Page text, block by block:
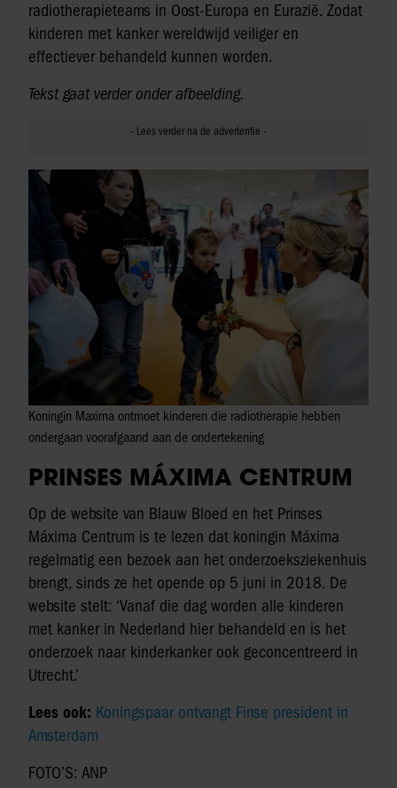
radiotherapieteams in Oost-Europa en Eurazië. Zodat
kinderen met kanker wereldwijd veiliger en
effectiever behandeld kunnen worden.
Tekst gaat verder onder afbeelding.
Koningin Maxima ontmoet kinderen die radiotherapie hebben
ondergaan voorafgaand aan de ondertekening
PRINSES MÁXIMA CENTRUM
Op de website van Blauw Bloed en het Prinses
Máxima Centrum is te lezen dat koningin Máxima
regelmatig een bezoek aan het onderzoeksziekenhuis
brengt, sinds ze het opende op 5 juni in 2018. De
website stelt: ‘Vanaf die dag worden alle kinderen
met kanker in Nederland hier behandeld en is het
onderzoek naar kinderkanker ook geconcentreerd in
Utrecht.’
Lees ook: Koningspaar ontvangt Finse president in
Amsterdam
FOTO’S: ANP